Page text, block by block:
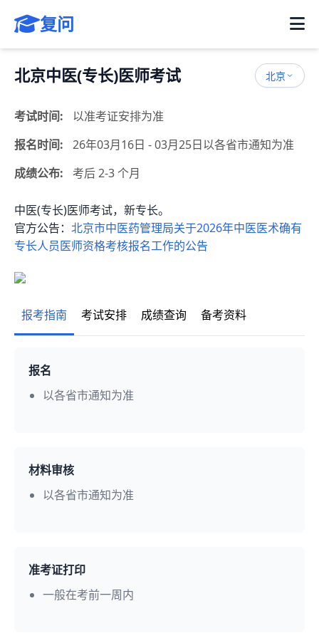
复问
北京中医(专长)医师考试 北京
考试时间:
以准考证安排为准
报名时间:
26年03月16日 - 03月25日以各省市通知为准
成绩公布:
考后 2-3 个月
中医(专长)医师考试，新专长。
官方公告： 北京市中医药管理局关于2026年中医医术确有
专长人员医师资格考核报名工作的公告
报考指南 考试安排 成绩查询 备考资料
报名
以各省市通知为准
材料审核
以各省市通知为准
准考证打印
一般在考前一周内